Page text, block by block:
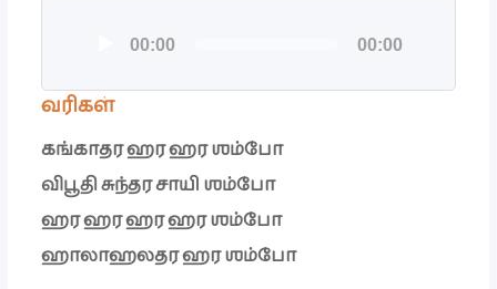
00:00 00:00
வரிகள்
கங்காதர ஹர ஹர ஶம்போ
விபூதி சுந்தர சாயி ஶம்போ
ஹர ஹர ஹர ஹர ஶம்போ
ஹாலாஹலதர ஹர ஶம்போ